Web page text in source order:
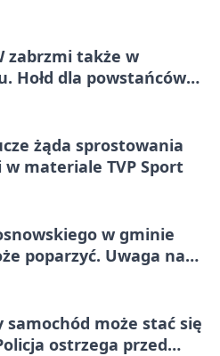
zabrzmi także w
Hołd dla powstańców
żąda sprostowania
materiale TVP Sport
w gminie
poparzyć. Uwaga na
samochód może stać się
ostrzega przed